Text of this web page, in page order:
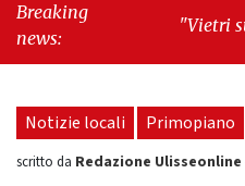
Breaking
news:
"Vietri sul
futuro"
Notizie locali Primopiano
scritto da Redazione Ulisseonline